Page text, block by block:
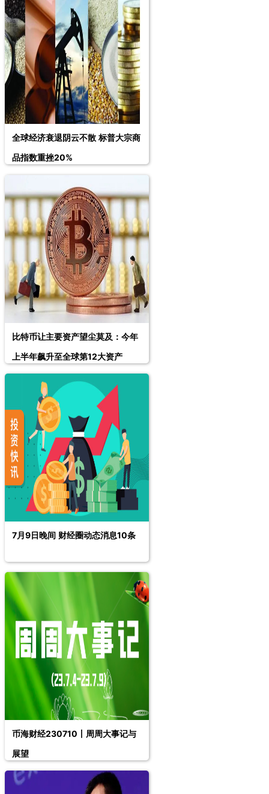
全球经济衰退阴云不散 标普大宗商
品指数重挫20%
比特币让主要资产望尘莫及：今年
上半年飙升至全球第12大资产
7月9日晚间 财经圈动态消息10条
币海财经230710丨周周大事记与
展望